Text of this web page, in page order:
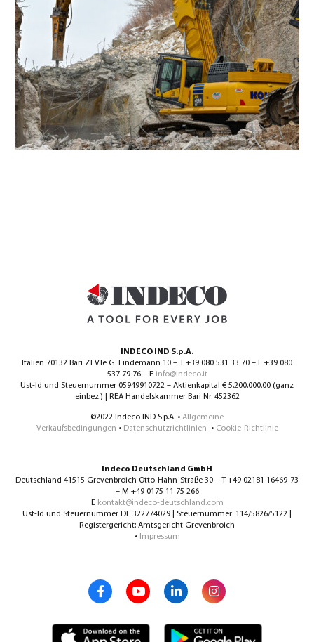
INDECO IND S.p.A.
Italien 70132 Bari ZI V.le G. Lindemann 10 – T +39 080 531 33 70 – F +39 080
537 79 76 – E info@indeco.it
Ust-Id und Steuernummer 05949910722 – Aktienkapital € 5.200.000,00 (ganz
einbez.) | REA Handelskammer Bari Nr. 452362
©2022 Indeco IND S.p.A. • Allgemeine
Verkaufsbedingungen • Datenschutzrichtlinien • Cookie-Richtlinie
Indeco Deutschland GmbH
Deutschland 41515 Grevenbroich Otto-Hahn-Straße 30 – T +49 02181 16469-73
– M +49 0175 11 75 266
E kontakt@indeco-deutschland.com
Ust-Id und Steuernummer DE 322774029 | Steuernummer: 114/5826/5122 |
Registergericht: Amtsgericht Grevenbroich
• Impressum